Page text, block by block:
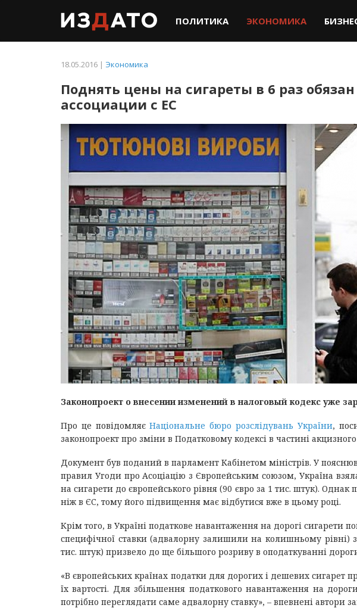
ПОЛИТИКА ЭКОНОМИКА
18.05.2016 | Экономика
Поднять цены на сигареты в 6 раз
ассоциации с ЕС
Законопроект о внесении изменений в налоговый кодекс уже
Про це повідомляєНаціональне бюро розслідувань України,
законопроект про зміни в Податковому кодексі в частині
Документ був поданий в парламент Кабінетом міністрів. У
правил Угоди про Асоціацію з Європейським союзом, Україна
на сигарети до європейського рівня (90 євро за 1 тис. штук).
ніж в ЄС, тому його підвищення має відбутися вже в цьому році.
Крім того, в Україні податкове навантаження на дорогі сигарети
специфічної ставки (адвалорну залишили на колишньому рівні)
тис. штук) призвело до ще більшого розриву в оподаткуванні
«В європейських країнах податки для дорогих і дешевих сигарет
їх вартості. Для збільшення податкового навантаження на
потрібно переглядати саме адвалорну ставку», – впевнені автори